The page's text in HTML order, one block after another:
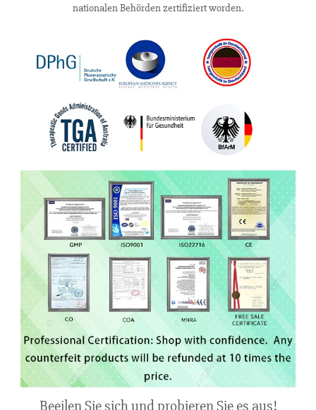
nationalen Behörden zertifiziert worden.
Beeilen Sie sich und probieren Sie es aus!